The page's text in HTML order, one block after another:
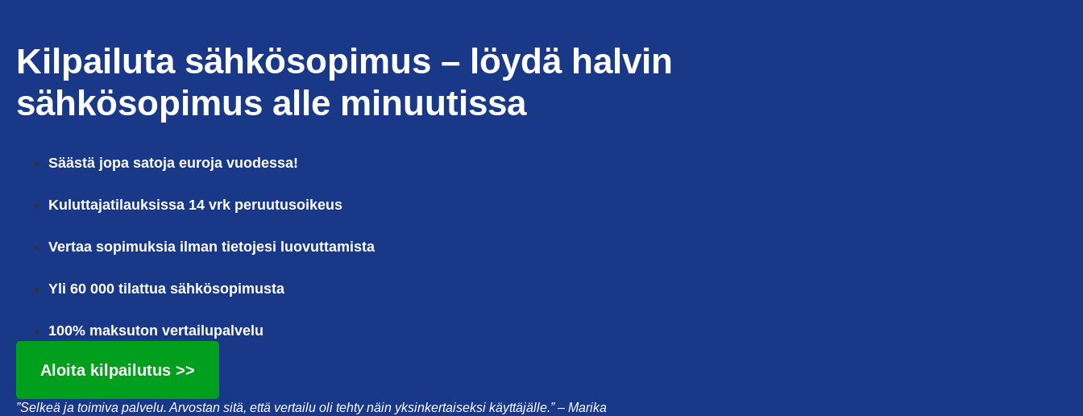
Kilpailuta sähkösopimus – löydä halvin
sähkösopimus alle minuutissa
Säästä jopa satoja euroja vuodessa!
Kuluttajatilauksissa 14 vrk peruutusoikeus
Vertaa sopimuksia ilman tietojesi luovuttamista
Yli 60 000 tilattua sähkösopimusta
100% maksuton vertailupalvelu
Aloita kilpailutus >>
”Selkeä ja toimiva palvelu. Arvostan sitä, että vertailu oli tehty näin yksinkertaiseksi käyttäjälle.” – Marika